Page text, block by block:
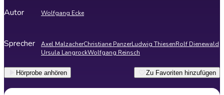
Autor Wolfgang Ecke
Sprecher Axel MalzacherChristiane PanzerLudwig ThiesenRolf Dienewald
Ursula LangrockWolfgang Reinsch
Hörprobe anhören Zu Favoriten hinzufügen